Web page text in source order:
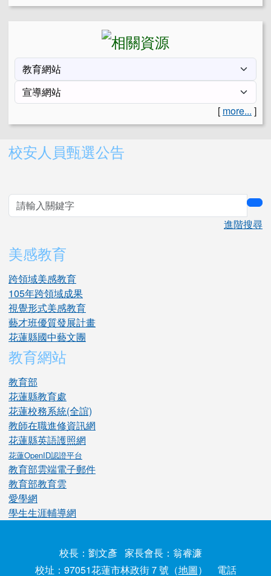
[ more... ]
右邊區域內容
校安人員甄選公告
進階搜尋
美感教育
跨領域美感教育
105年跨領域成果
視覺形式美感教育
藝才班優質發展計畫
花蓮縣國中藝文團
教育網站
教育部
花蓮縣教育處
花蓮校務系統(全誼)
教師在職進修資訊網
花蓮縣英語護照網
花蓮OpenID認證平台
教育部雲端電子郵件
教育部教育雲
愛學網
學生生涯輔導網
校長：劉文彥 家長會長：翁睿濂
校址：97051花蓮市林政街７號（地圖） 電話